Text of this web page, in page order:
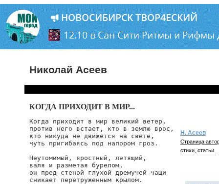
Николай Асеев
КОГДА ПРИХОДИТ В МИР...
Когда приходит в мир великий ветер,
против него встает, кто в землю врос,
кто никуда не движется на свете,
чуть пригибаясь под напором гроз.
Неутомимый, яростный, летящий,
валя и разметая бурелом,
он пред стеной глухой дремучей чащи
сникает перетруженным крылом.
Н. Асеев
Страница
стихи, статьи.